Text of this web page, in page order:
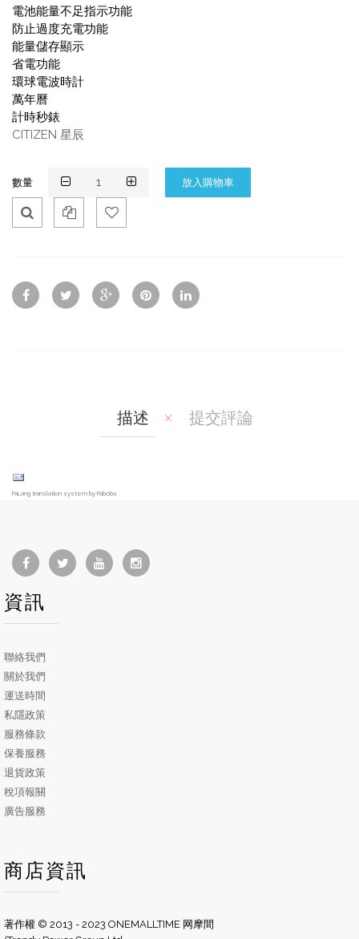
電池能量不足指示功能
防止過度充電功能
能量儲存顯示
省電功能
環球電波時計
萬年曆
計時秒錶
CITIZEN 星辰
數量
Vie
w
To
Wis
To
Co
描述 提交評論
FaLang translation system by Faboba
資訊
聯絡我們
關於我們
運送時間
私隱政策
服務條款
保養服務
退貨政策
稅項報關
廣告服務
商店資訊
著作權 © 2013 - 2023 ONEMALLTIME 网摩間